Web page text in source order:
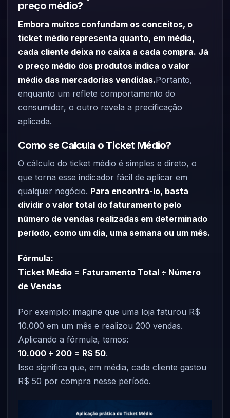
preço médio?
Embora muitos confundam os conceitos, o
ticket médio representa quanto, em média,
cada cliente deixa no caixa a cada compra. Já
o preço médio dos produtos indica o valor
médio das mercadorias vendidas.Portanto,
enquanto um reflete comportamento do
consumidor, o outro revela a precificação
aplicada.
Como se Calcula o Ticket Médio?
O cálculo do ticket médio é simples e direto, o
que torna esse indicador fácil de aplicar em
qualquer negócio. Para encontrá-lo, basta
dividir o valor total do faturamento pelo
número de vendas realizadas em determinado
período, como um dia, uma semana ou um mês.
Fórmula:
Ticket Médio = Faturamento Total ÷ Número
de Vendas
Por exemplo: imagine que uma loja faturou R$
10.000 em um mês e realizou 200 vendas.
Aplicando a fórmula, temos:
10.000 ÷ 200 = R$ 50.
Isso significa que, em média, cada cliente gastou
R$ 50 por compra nesse período.